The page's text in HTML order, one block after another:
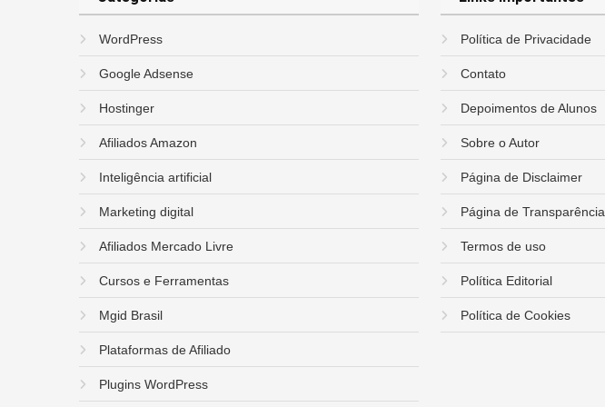
WordPress
Google Adsense
Hostinger
Afiliados Amazon
Inteligência artificial
Marketing digital
Afiliados Mercado Livre
Cursos e Ferramentas
Mgid Brasil
Plataformas de Afiliado
Plugins WordPress
Política de Privacidade
Contato
Depoimentos de Alunos
Sobre o Autor
Página de Disclaimer
Página de Transparência
Termos de uso
Política Editorial
Política de Cookies